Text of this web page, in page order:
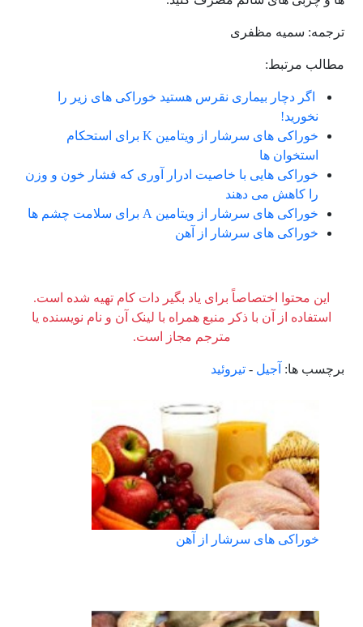
ترجمه: سمیه مظفری
مطالب مرتبط:
اگر دچار بیماری نقرس هستید خوراکی های زیر را
نخورید!
خوراکی های سرشار از ویتامین K برای استحکام
استخوان ها
خوراکی هایی با خاصیت ادرار آوری که فشار خون و وزن
را کاهش می دهند
خوراکی های سرشار از ویتامین A برای سلامت چشم ها
خوراکی های سرشار از آهن
این محتوا اختصاصاً برای یاد بگیر دات کام تهیه شده است.
استفاده از آن با ذکر منبع همراه با لینک آن و نام نویسنده یا
مترجم مجاز است.
برچسب ها: آجیل - تیروئید
خوراکی های سرشار از آهن